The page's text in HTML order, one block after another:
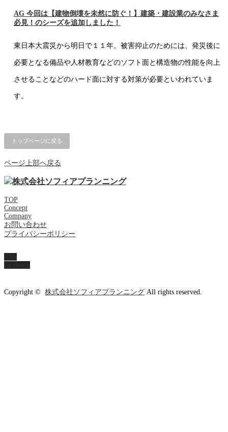
AG 今回は【建物倒壊を未然に防ぐ！】建築・建設業のみなさま
必見！のシーズを追加しました！
東日本大震災から明日で１１年。被害抑止のためには、発災後に
必要となる備品や人材教育などのソフト面と構造物の性能を向上
させることなどのハード面に対する対策が必要といわれていま
す。
トップページに戻る
ページ上部へ戻る
TOP
Concept
Company
お問い合わせ
プライバシーポリシー
Copyright © 株式会社ソフィアプランニング All rights reserved.